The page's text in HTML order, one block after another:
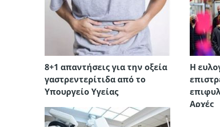
8+1 απαντήσεις για την οξεία
γαστρεντερίτιδα από το
Υπουργείο Υγείας
H
Αρχές